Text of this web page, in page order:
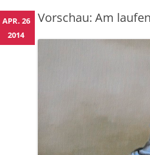
Vorschau: Am
APR. 26
2014